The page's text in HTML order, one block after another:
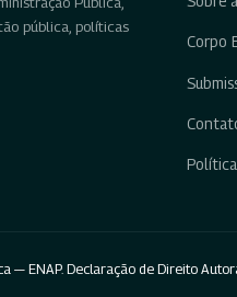
pública, políticas
Corpo
— ENAP. Declaração de Direito